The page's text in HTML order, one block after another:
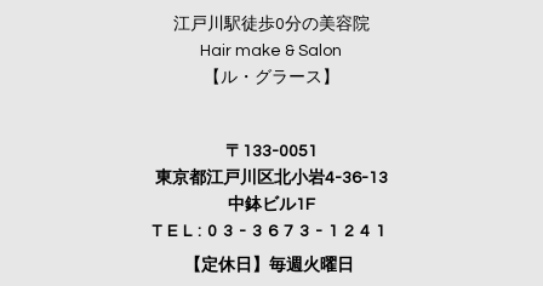
江戸川駅徒歩0分の美容院
Hair make & Salon
【ル・グラース】
〒133-0051
東京都江戸川区北小岩4-36-13
中鉢ビル1F
TEL:03-3673-1241
【定休日】毎週火曜日